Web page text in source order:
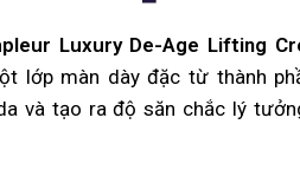
Luxury De-Age Lifting
lớp màn dày đặc từ thành
và tạo ra độ săn chắc lý